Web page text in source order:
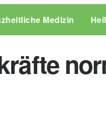
Medizin